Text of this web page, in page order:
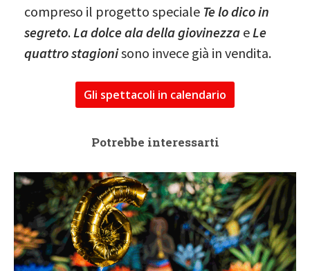
compreso il progetto speciale Te lo dico in
segreto. La dolce ala della giovinezza e Le
quattro stagionisono invece già in vendita.
Gli spettacoli in calendario
Potrebbe interessarti